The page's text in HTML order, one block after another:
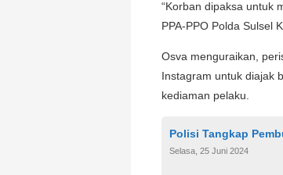
“Korban dipaksa untuk
PPA-PPO Polda Sulsel
Osva menguraikan,
Instagram untuk diajak
kediaman pelaku.
Polisi Tangkap
Selasa, 25 Juni 2024